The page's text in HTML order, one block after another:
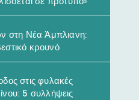
σε πρότυπο»
στη Νέα Άμπλιανη:
κρουνό
στις φυλακές
5 συλλήψεις